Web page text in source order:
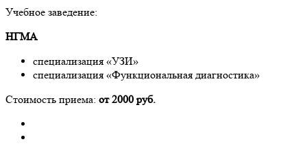
Учебное заведение:
НГМА
специализация «УЗИ»
специализация «Функциональная диагностика»
Стоимость приема: от 2000 руб.